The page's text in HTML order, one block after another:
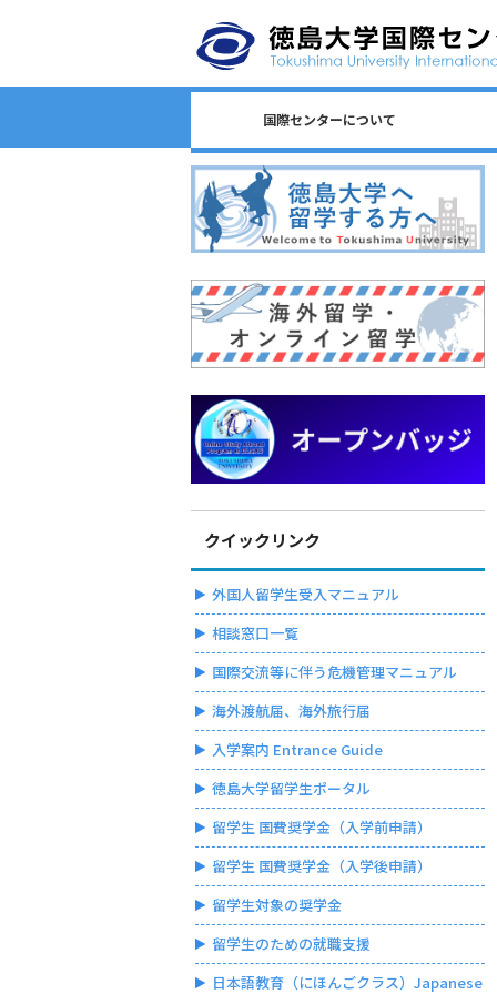
国際センターについて
国際センターについて
センター長からのごあいさつ
国際センターのロゴについて
沿革
日本語教育/Japanese Program
相談窓口一覧
スタッフ一覧
国際課連絡先
クイックリンク
外国人留学生受入マニュアル
相談窓口一覧
国際交流等に伴う危機管理マニュアル
海外渡航届、海外旅行届
入学案内 Entrance Guide
徳島大学留学生ポータル
留学生 国費奨学金（入学前申請）
留学生 国費奨学金（入学後申請）
留学生対象の奨学金
留学生のための就職支援
日本語教育（にほんごクラス）Japanese